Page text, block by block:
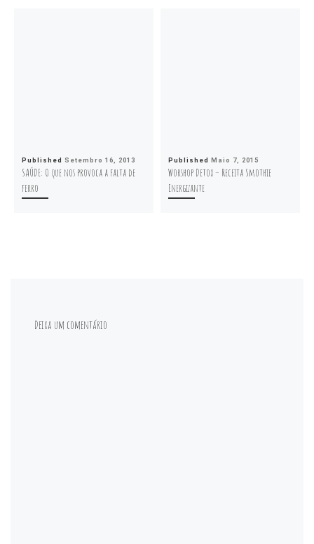
Published Setembro 16, 2013
SAÚDE: O que nos provoca a falta de
ferro
Published Maio 7, 2015
Worshop Detox – Receita Smothie
Energizante
Deixa um comentário